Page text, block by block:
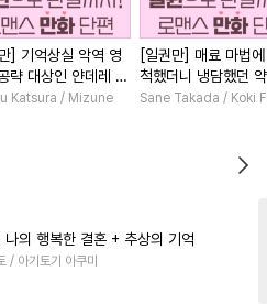
] 기억상실 악역 영
략 대상인 얀데레 의
버니에게서 도망칠
Katsura / Mizune
[일권만] 매료 마법
척했더니 냉담했던
가 맹목적인 사랑꾼
Sane Takada / Koki
나의 행복한 결혼 + 추상의 기억
/ 아기토기 아쿠미